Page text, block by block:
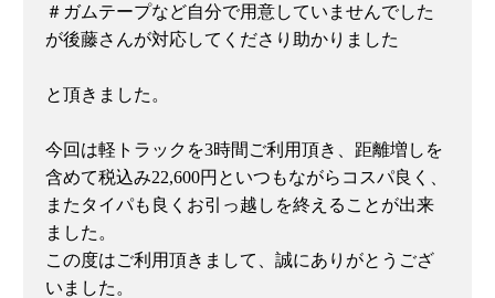
＃ガムテープなど自分で用意していませんでした
が後藤さんが対応してくださり助かりました
と頂きました。
今回は軽トラックを3時間ご利用頂き、距離増しを
含めて税込み22,600円といつもながらコスパ良く、
またタイパも良くお引っ越しを終えることが出来
ました。
この度はご利用頂きまして、誠にありがとうござ
いました。